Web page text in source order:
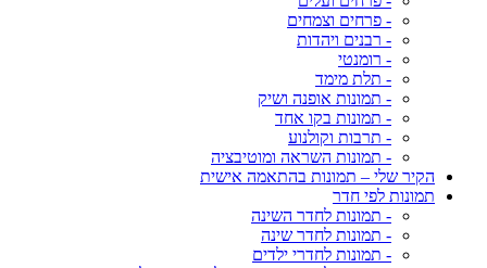
- פרחים וצמחים
- רבנים ויהדות
- רומנטי
- תלת מימד
- תמונות אופנה ושיק
- תמונות בקו אחד
- תרבות וקולנוע
- תמונות השראה ומוטיבציה
הקיר שלי – תמונות בהתאמה אישית
תמונות לפי חדר
- תמונות לחדר השינה
- תמונות לחדר שינה
- תמונות לחדרי ילדים